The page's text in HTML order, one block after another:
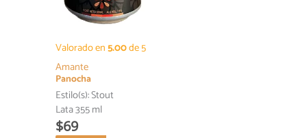
Valorado en5.00de 5
Amante
Panocha
Estilo(s):Stout
Lata 355 ml
$69